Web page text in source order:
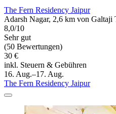
The Fern Residency Jaipur
Adarsh Nagar, 2,6 km von Galtaji
8,0/10
Sehr gut
(50 Bewertungen)
30 €
inkl. Steuern & Gebühren
16. Aug.–17. Aug.
The Fern Residency Jaipur